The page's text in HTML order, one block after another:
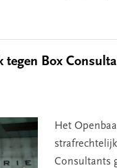
Box
Het
Consultants